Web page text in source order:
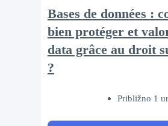
Bases de données :
bien protéger et
data grâce au droit
?
Približno 1